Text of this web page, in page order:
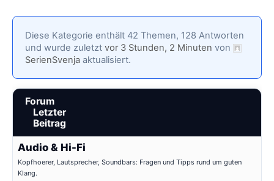
Diese Kategorie enthält 42 Themen, 128 Antworten
und wurde zuletzt vor 3 Stunden, 2 Minuten von
SerienSvenja aktualisiert.
Forum
Letzter
Beitrag
Audio & Hi-Fi
Kopfhoerer, Lautsprecher, Soundbars: Fragen und Tipps rund um guten
Klang.